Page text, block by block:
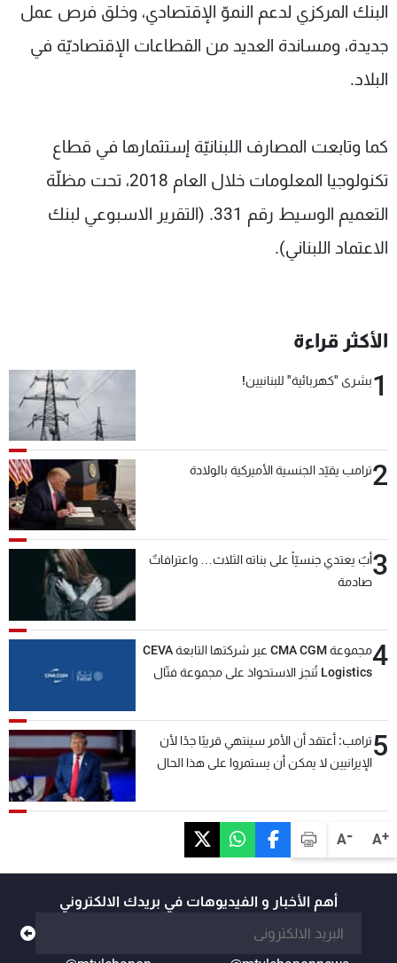
A+
A-
البنك المركزي لدعم النموّ الإقتصادي، وخلق فرص عمل
جديدة، ومساندة العديد من القطاعات الإقتصاديّة في
البلاد.
كما وتابعت المصارف اللبنانيّة إستثمارها في قطاع
تكنولوجيا المعلومات خلال العام 2018، تحت مظلّة
التعميم الوسيط رقم 331. (التقرير الاسبوعي لبنك
الاعتماد اللبناني).
الأكثر قراءة
1بشرى "كهربائية" للبنانيين!
2ترامب يقيّد الجنسية الأميركية بالولادة
3أبٌ يعتدي جنسيّاً على بناته الثلاث… واعترافاتٌ
صادمة
4
مجموعة CMA CGM عبر شركتها التابعة CEVA
Logistics تُنجز الاستحواذ على مجموعة فتّال
5ترامب: أعتقد أن الأمر سينتهي قريبًا جدًا لأن
الإيرانيين لا يمكن أن يستمروا على هذا الحال
أهم الأخبار و الفيديوهات في بريدك الالكتروني